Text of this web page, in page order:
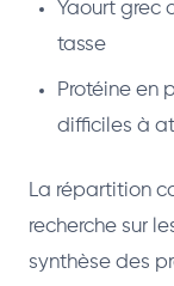
Yaourt grec
tasse
Protéine en
difficiles à
La répartition
recherche sur
synthèse des